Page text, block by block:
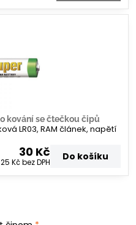
kování se čtečkou čipů
LR03, RAM článek, napětí
30 Kč
25 Kčbez DPH Do košíku